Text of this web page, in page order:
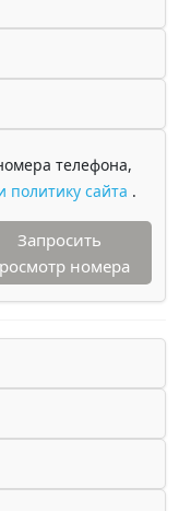
телефона,
политику сайта .
Запросить
номера